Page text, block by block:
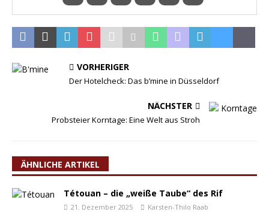
VORHERIGER
Der Hotelcheck: Das b’mine in Düsseldorf
NÄCHSTER
Probsteier Korntage: Eine Welt aus Stroh
ÄHNLICHE ARTIKEL
Tétouan – die „weiße Taube“ des Rif
21. Dezember 2025 Karsten-Thilo Raab